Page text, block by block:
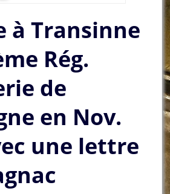
à Transinne
Rég.
de
en Nov.
une lettre